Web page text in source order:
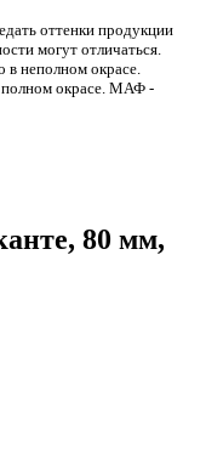
оттенки продукции
могут отличаться.
в неполном окрасе.
полном окрасе. МАФ -
80 мм,